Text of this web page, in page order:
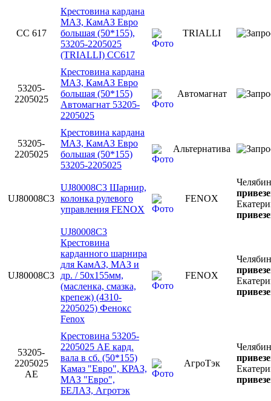
CC 617
Крестовина кардана
МАЗ, КамАЗ Евро
большая (50*155),
53205-2205025
(TRIALLI) CC617
TRIALLI
53205-
2205025
Крестовина кардана
МАЗ, КамАЗ Евро
большая (50*155)
Автомагнат 53205-
2205025
Автомагнат
53205-
2205025
Крестовина кардана
МАЗ, КамАЗ Евро
большая (50*155)
53205-2205025
Альтернатива
UJ80008C3
UJ80008C3 Шарнир,
колонка рулевого
управления FENOX
FENOX
UJ80008C3
UJ80008C3
Крестовина
карданного шарнира
для КамАЗ, МАЗ и
др. / 50х155мм,
(масленка, смазка,
крепеж) (4310-
2205025) Фенокс
Fenox
FENOX
53205-
2205025
AE
Крестовина 53205-
2205025 AE кард.
вала в сб. (50*155)
Камаз "Евро", КРАЗ,
МАЗ "Евро",
БЕЛАЗ, Агротэк
АгроТэк